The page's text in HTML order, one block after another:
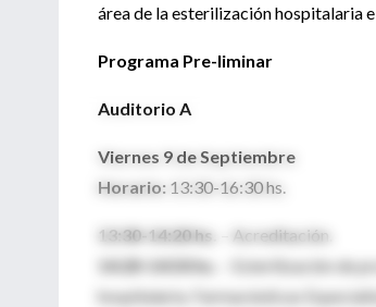
área de la esterilización hospitalaria
Programa Pre-liminar
Auditorio A
Viernes 9 de Septiembre
Horario: 13:30-16:30 hs.
13:30-14:20 hs.
– Acreditación.
14:20-14:50 hs.
– Esterilización de
hospitalaria. Farmacéuticas